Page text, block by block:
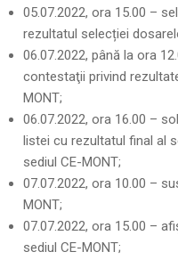
05.07.2022, ora 15.00 –
rezultatul selecției
06.07.2022, până la ora
contestaţii privind
MONT;
06.07.2022, ora 16.00 –
listei cu rezultatul final al
sediul CE-MONT;
07.07.2022, ora 10.00 –
MONT;
07.07.2022, ora 15.00 –
sediul CE-MONT;